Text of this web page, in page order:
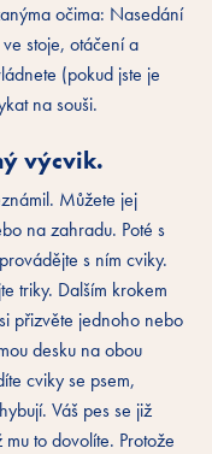
očima: Nasedání
stoje, otáčení a
(pokud jste je
na souši.
výcvik.
Můžete jej
na zahradu. Poté s
s ním cviky.
triky. Dalším krokem
přizvěte jednoho nebo
desku na obou
cviky se psem,
Váš pes se již
to dovolíte. Protože